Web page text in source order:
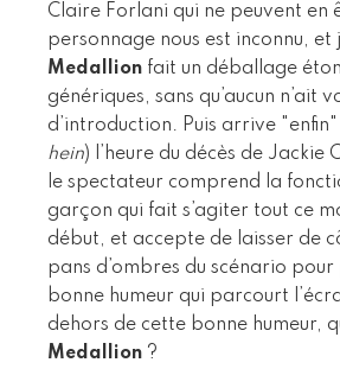
Claire Forlani qui ne peuvent en
personnage nous est inconnu, et
Medallion fait un déballage
génériques, sans qu’aucun n’ait
d’introduction. Puis arrive "enfin"
hein) l’heure du décès de Jackie
le spectateur comprend la
garçon qui fait s’agiter tout ce
début, et accepte de laisser de
pans d’ombres du scénario
bonne humeur qui parcourt
dehors de cette bonne humeur,
Medallion ?